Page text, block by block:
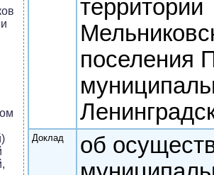
территории
поселения
Доклад
об